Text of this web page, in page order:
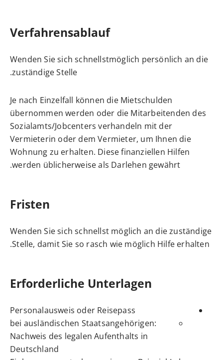
Verfahrensablauf
Wenden Sie sich schnellstmöglich persönlich an die
zuständige Stelle.
Je nach Einzelfall können die Mietschulden
übernommen werden oder die Mitarbeitenden des
Sozialamts/Jobcenters verhandeln mit der
Vermieterin oder dem Vermieter, um Ihnen die
Wohnung zu erhalten. Diesefinanziellen Hilfen
werden üblicherweiseals Darlehen gewährt.
Fristen
Wenden Sie sich schnellst möglich an die zuständige
Stelle, damit Sie so rasch wie möglich Hilfe erhalten.
Erforderliche Unterlagen
Personalausweis oder Reisepass
bei ausländischen Staatsangehörigen:
Nachweis des legalen Aufenthalts in
Deutschland